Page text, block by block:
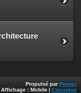
Propulsé par Piwigo
Affichage : Mobile Classique